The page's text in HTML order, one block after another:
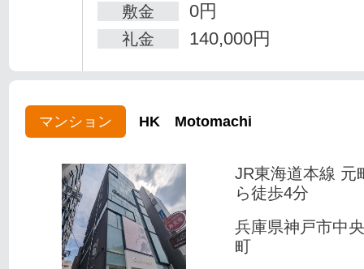
敷金 0円
礼金 140,000円
マンション HK Motomachi
JR東海道本線 元
ら徒歩4分
兵庫県神戸市中
町